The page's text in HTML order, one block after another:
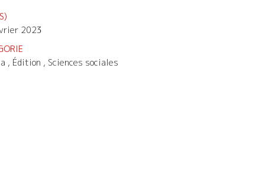
2023
, Édition , Sciences sociales